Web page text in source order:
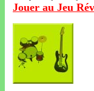
Jouer au Jeu